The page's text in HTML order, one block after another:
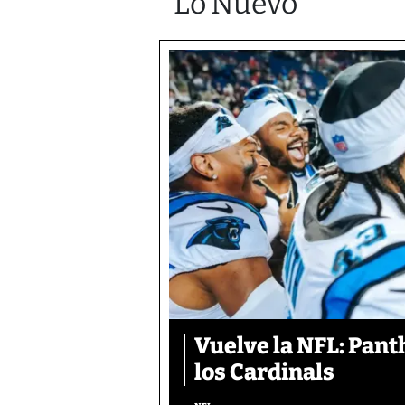
Vuelve la NFL:
los Cardinals